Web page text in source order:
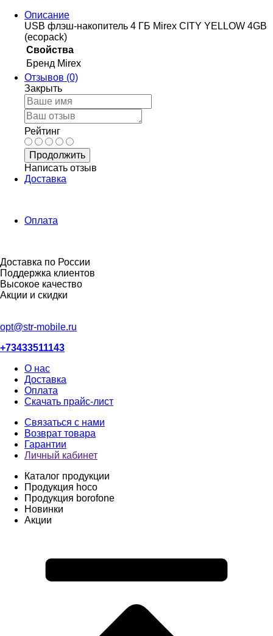
Описание
USB флэш-накопитель 4 ГБ Mirex CITY YELLOW 4GB
(ecopack)
Свойства
Бренд Mirex
Отзывов (0)
Закрыть
Рейтинг
Продолжить
Написать отзыв
Доставка
Оплата
Доставка по России
Поддержка клиентов
Высокое качество
Акции и скидки
opt@str-mobile.ru
+73433511143
О нас
Доставка
Оплата
Скачать прайс-лист
Связаться с нами
Возврат товара
Гарантии
Личный кабинет
Каталог продукции
Продукция hoco
Продукция borofone
Новинки
Акции